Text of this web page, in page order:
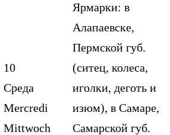
10
Среда
Mercredi
Mittwoch
Ярмарки: в
Алапаевске,
Пермской губ.
(ситец, колеса,
иголки, деготь и
изюм), в Самаре,
Самарской губ.